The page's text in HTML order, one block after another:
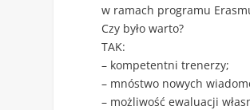
w ramach programu
Czy było warto?
TAK:
– kompetentni trenerzy;
– mnóstwo nowych
– możliwość ewaluacji